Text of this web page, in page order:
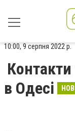
10:00, 9 серпня 2022 р.
в Одесі